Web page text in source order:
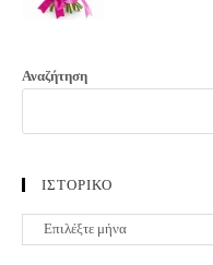
Αναζήτηση
ΙΣΤΟΡΙΚΟ
ΙΣΤΟΡΙΚΟ